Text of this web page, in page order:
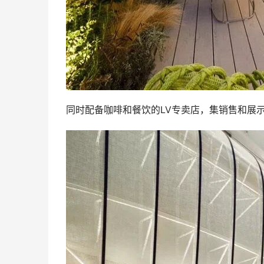
同时配备咖啡和餐饮的LV专卖店，集销售和展